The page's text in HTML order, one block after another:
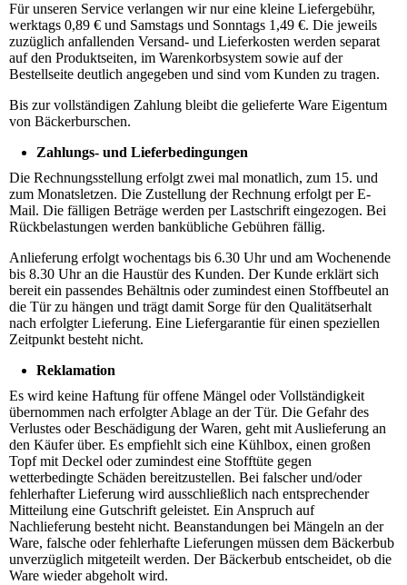
Für unseren Service verlangen wir nur eine kleine Liefergebühr,
werktags 0,89 € und Samstags und Sonntags 1,49 €. Die jeweils
zuzüglich anfallenden Versand- und Lieferkosten werden separat
auf den Produktseiten, im Warenkorbsystem sowie auf der
Bestellseite deutlich angegeben und sind vom Kunden zu tragen.
Bis zur vollständigen Zahlung bleibt die gelieferte Ware Eigentum
von Bäckerburschen.
Zahlungs- und Lieferbedingungen
Die Rechnungsstellung erfolgt zwei mal monatlich, zum 15. und
zum Monatsletzen. Die Zustellung der Rechnung erfolgt per E-
Mail. Die fälligen Beträge werden per Lastschrift eingezogen. Bei
Rückbelastungen werden bankübliche Gebühren fällig.
Anlieferung erfolgt wochentags bis 6.30 Uhr und am Wochenende
bis 8.30 Uhr an die Haustür des Kunden. Der Kunde erklärt sich
bereit ein passendes Behältnis oder zumindest einen Stoffbeutel an
die Tür zu hängen und trägt damit Sorge für den Qualitätserhalt
nach erfolgter Lieferung. Eine Liefergarantie für einen speziellen
Zeitpunkt besteht nicht.
Reklamation
Es wird keine Haftung für offene Mängel oder Vollständigkeit
übernommen nach erfolgter Ablage an der Tür. Die Gefahr des
Verlustes oder Beschädigung der Waren, geht mit Auslieferung an
den Käufer über. Es empfiehlt sich eine Kühlbox, einen großen
Topf mit Deckel oder zumindest eine Stofftüte gegen
wetterbedingte Schäden bereitzustellen. Bei falscher und/oder
fehlerhafter Lieferung wird ausschließlich nach entsprechender
Mitteilung eine Gutschrift geleistet. Ein Anspruch auf
Nachlieferung besteht nicht. Beanstandungen bei Mängeln an der
Ware, falsche oder fehlerhafte Lieferungen müssen dem Bäckerbub
unverzüglich mitgeteilt werden. Der Bäckerbub entscheidet, ob die
Ware wieder abgeholt wird.